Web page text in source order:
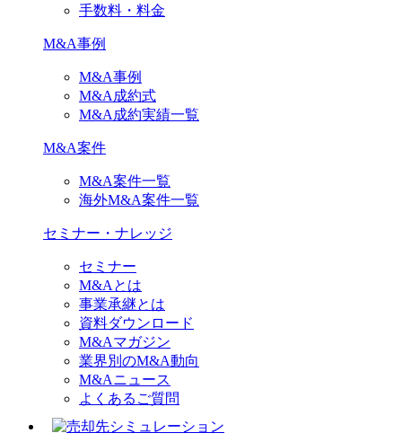
手数料・料金
M&A事例
M&A事例
M&A成約式
M&A成約実績一覧
M&A案件
M&A案件一覧
海外M&A案件一覧
セミナー・ナレッジ
セミナー
M&Aとは
事業承継とは
資料ダウンロード
M&Aマガジン
業界別のM&A動向
M&Aニュース
よくあるご質問